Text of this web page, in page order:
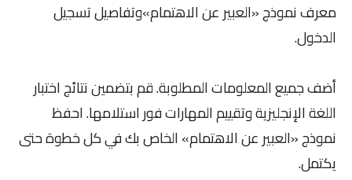
معرف نموذج «العبير عن الاهتمام»وتفاصيل تسجيل
الدخول.
أضف جميع المعلومات المطلوبة. قم بتضمين نتائج اختبار
اللغة الإنجليزية وتقييم المهارات فور استلامها. احفظ
نموذج «العبير عن الاهتمام» الخاص بك في كل خطوة حتى
يكتمل.